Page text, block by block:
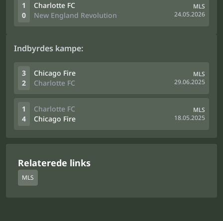
1
0
Charlotte FC
New England Revolution
MLS
24.05.2026
Indbyrdes kampe:
3
2
Chicago Fire
Charlotte FC
MLS
29.06.2025
1
4
Charlotte FC
Chicago Fire
MLS
18.05.2025
Relaterede links
MLS